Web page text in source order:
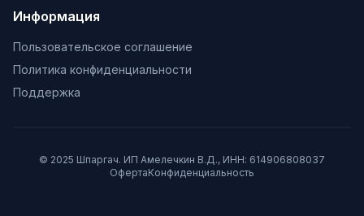
Информация
Пользовательское соглашение
Политика конфиденциальности
Поддержка
© 2025 Шпаргач. ИП Амелечкин В.Д., ИНН: 614906808037
ОфертаКонфиденциальность